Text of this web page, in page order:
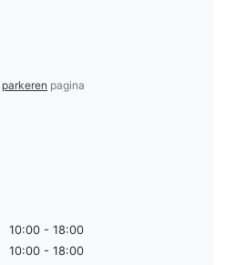
parkeren pagina
10:00 - 18:00
10:00 - 18:00